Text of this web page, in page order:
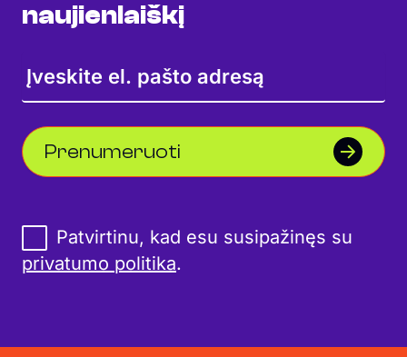
naujienlaiškį
Prenumeruoti
Patvirtinu, kad esu susipažinęs su
privatumo politika.